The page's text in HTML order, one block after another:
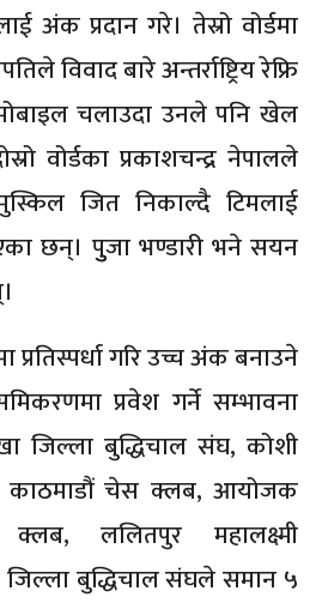
अंक प्रदान गरे। तेस्रो वोर्डमा
विवाद बारे अन्तर्राष्ट्रिय रेफ्रि
चलाउदा उनले पनि खेल
वोर्डका प्रकाशचन्द्र नेपालले
जित निकाल्दै टिमलाई
छन्। पुुजा भण्डारी भने सयन
गरि उच्च अंक बनाउने
प्रवेश गर्ने सम्भावना
जिल्ला बुद्धिचाल संघ, कोशी
काठमाडौं चेस क्लब, आयोजक
ललितपुर महालक्ष्मी
बुद्धिचाल संघले समान ५